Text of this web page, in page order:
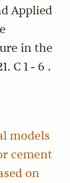
Applied
in the
С 1 - 6 .
models
cement
on